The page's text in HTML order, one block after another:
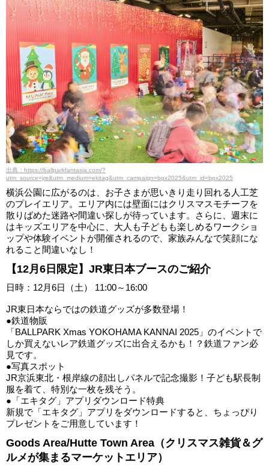
出典：https://ballparkfantasia.com/?
utm_source=jre&utm_medium=ekitag&utm_campaign=bpx2025&utm_id=bpx2025
横浜公園に広がるのは、お子さまが思いきり走り回れる人工芝
のプレイエリア。エリア内には壁面にはクリスマスモチーフを
散りばめた迷路や間違い探しが待っています。さらに、週末に
はキッズエリアを中心に、大人も子どもも楽しめるワークショ
ップや体験イベントが開催されるので、家族みんなで笑顔にな
れること間違いなし！
【12月6日限定】JR東日本ブースのご紹介
日時：12月6日（土） 11:00～16:00
JR東日本ならではの鉄道グッズが多数登場！
●鉄道物販
「BALLPARK Xmas YOKOHAMA KANNAI 2025」のイベントで
しか買えないレア鉄道グッズに出合えるかも！？鉄道ファン必
見です。
●写真スポット
JR京浜東北・根岸線の顔出しパネルで記念撮影！子ども駅長制
服を着て、特別な一枚を残そう。
●「エキタグ」アプリダウンロード特典
新規で「エキタグ」アプリをダウンロードすると、ちょっぴり
プレゼントをご用意しています！
Goods Area/Hutte Town Area（クリスマス雑貨＆グ
ルメが集まるマーケットエリア）